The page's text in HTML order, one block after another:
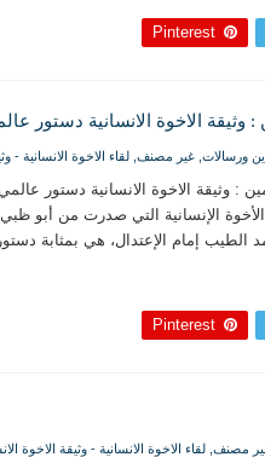
Pinterest
: وثيقة الاخوة الانسانية دستور
ورسالات ,غير مصنف ,لقاء الاخوة الانسانية -
: وثيقة الاخوة الانسانية دستور
الإنسانية التي صدرت من أبو
الطيب إمام الإعتدال، هي بمثابة
Pinterest
مصنف ,لقاء الاخوة الانسانية - وثيقة الاخوة